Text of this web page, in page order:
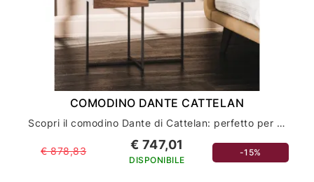
COMODINO DANTE CATTELAN
Scopri il comodino Dante di Cattelan: perfetto per arredare la tua casa con stile ed eleganza
€ 878,83 € 747,01
DISPONIBILE
-15%